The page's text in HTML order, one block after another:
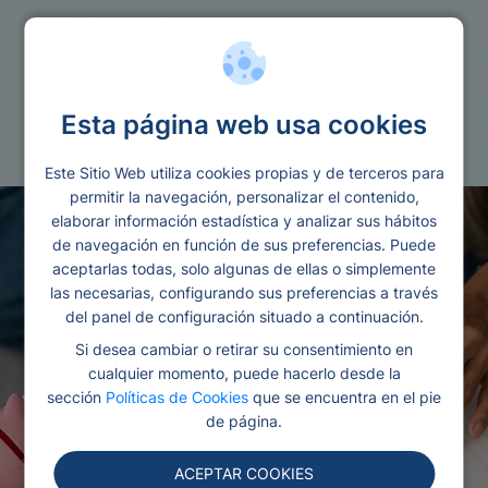
Esta página web usa cookies
Este Sitio Web utiliza cookies propias y de terceros para
permitir la navegación, personalizar el contenido,
elaborar información estadística y analizar sus hábitos
de navegación en función de sus preferencias. Puede
aceptarlas todas, solo algunas de ellas o simplemente
las necesarias, configurando sus preferencias a través
del panel de configuración situado a continuación.
Si desea cambiar o retirar su consentimiento en
cualquier momento, puede hacerlo desde la
sección Políticas de Cookies que se encuentra en el pie
de página.
ACEPTAR COOKIES
Reunificacion de deudas sin vivienda